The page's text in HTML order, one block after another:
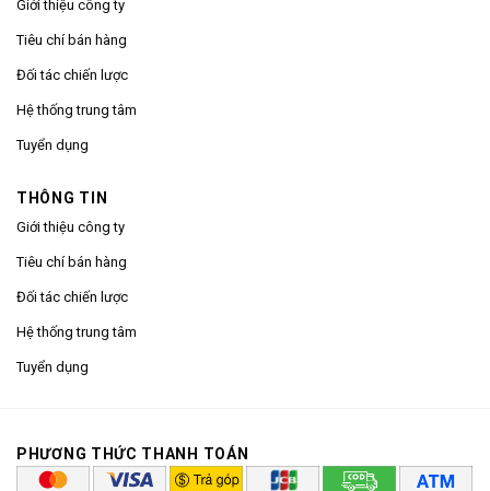
Giới thiệu công ty
Tiêu chí bán hàng
Đối tác chiến lược
Hệ thống trung tâm
Tuyển dụng
THÔNG TIN
Giới thiệu công ty
Tiêu chí bán hàng
Đối tác chiến lược
Hệ thống trung tâm
Tuyển dụng
PHƯƠNG THỨC THANH TOÁN